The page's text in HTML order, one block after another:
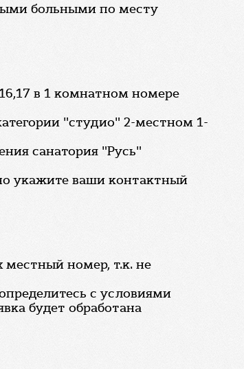
больными по месту
в 1 комнатном номере
"студио" 2-местном 1-
санатория "Русь"
укажите ваши контактный
местный номер, т.к. не
с условиями
будет обработана